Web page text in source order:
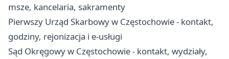
msze, kancelaria, sakramenty
Pierwszy Urząd Skarbowy w Częstochowie - kontakt,
godziny, rejonizacja i e-usługi
Sąd Okręgowy w Częstochowie - kontakt, wydziały,